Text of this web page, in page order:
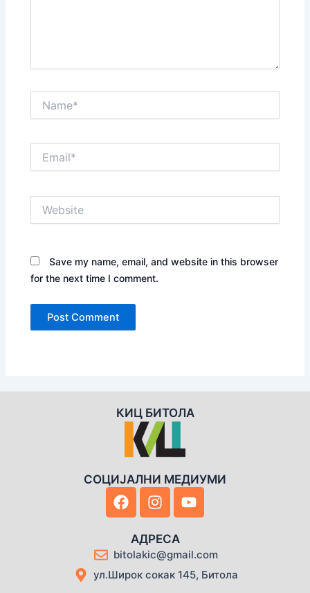
Save my name, email, and website in this browser
for the next time I comment.
КИЦ БИТОЛА
СОЦИЈАЛНИ МЕДИУМИ
F
a
b
o
o
I
n
t
a
g
Y
o
u
b
e
АДРЕСА
bitolakic@gmail.com
ул.Широк сокак 145, Битола